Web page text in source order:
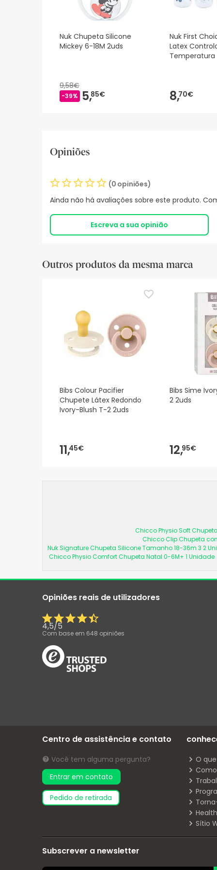
Nuk Chupeta Silicone
Mickey 6-18M 2uds
9,58€
-39% 5,85€
Nuk First
Latex
Temperatura
8,70€
Opiniões
(0 opiniões)
Ainda não há avaliações sobre este produto.
Escreva a sua opinião
Outros produtos da mesma marca
Bibs Colour Pacifier
Chupete Látex Redondo
Ivory-Blush T-2 2uds
11,45€
Bibs Sime
2 2uds
12,95€
Chicco Physio Soft
Chicco Clip Chupeta
Nuk Signature Chupeta Silicone Tamanho 18-36m 3 2
Chicco Physio Comfort Chupeta Natal 0-6M+ 1 Unidade
Opiniões reais de utilizadores
4,5/5
Com base em 648 opiniões
Centro de assistência e contato
Você tem alguma pergunta?
Entrar em contato
pedido de retirada
O
Sítio
Subscrever a newsletter